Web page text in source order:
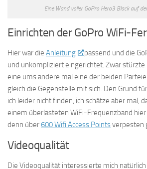
Eine Wand voller GoPro Hero3 Black auf
Einrichten der GoPro WiFi-
Hier war die Anleitung
passend und die
und unkompliziert eingerichtet. Zwar stürzte
eine ums andere mal eine der beiden
gleich die Gegenstelle mit sich. Den Grund
ich leider nicht finden, ich schätze aber mal,
einem überlasteten WiFi-Frequenzband
denn über600 Wifi Access Pointsverpesten
Videoqualität
Die Videoqualität interessierte mich